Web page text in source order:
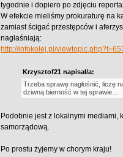
tygodnie i dopiero po zdjęciu
W efekcie mieliśmy prokuraturę na
zamiast ścigać przestępców i
nagłaśniają:
http://infokolej.pl/
Krzysztof21 napisał/a:
Trzeba sprawę nagłośnić, liczę
dziwną bierność w tej sprawie...
Podobnie jest z lokalnymi mediami,
samorządową.
Po prostu żyjemy w chorym kraju!